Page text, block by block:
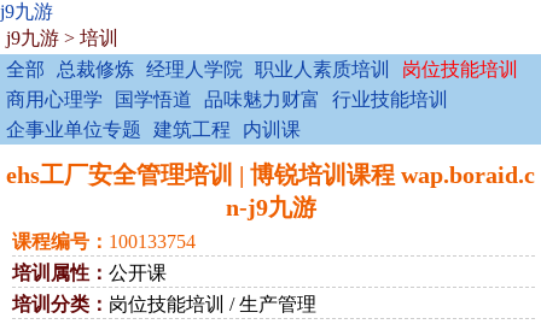
j9九游
j9九游 > 培训
全部
总裁修炼 经理人学院 职业人素质培训
岗位技能培训
商用心理学
国学悟道 品味魅力财富
行业技能培训
企事业单位专题
建筑工程 内训课
ehs工厂安全管理培训 | 博锐培训课程 wap.boraid.c
n-j9九游
课程编号： 100133754
培训属性： 公开课
培训分类： 岗位技能培训 / 生产管理